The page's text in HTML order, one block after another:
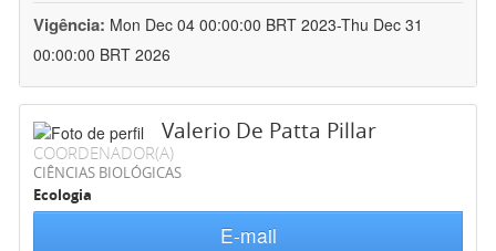
Vigência: Mon Dec 04 00:00:00 BRT 2023-Thu Dec 31
00:00:00 BRT 2026
Valerio De Patta Pillar
COORDENADOR(A)
CIÊNCIAS BIOLÓGICAS
Ecologia
E-mail